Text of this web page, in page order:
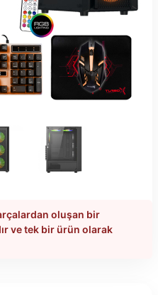
oluşan bir
ve tek bir ürün olarak